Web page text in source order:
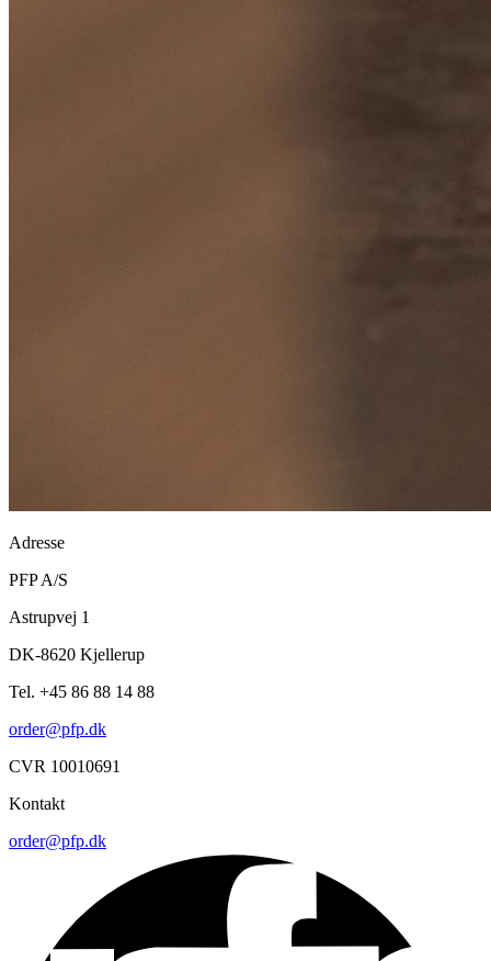
Adresse
PFP A/S
Astrupvej 1
DK-8620 Kjellerup
Tel. +45 86 88 14 88
order@pfp.dk
CVR 10010691
Kontakt
order@pfp.dk